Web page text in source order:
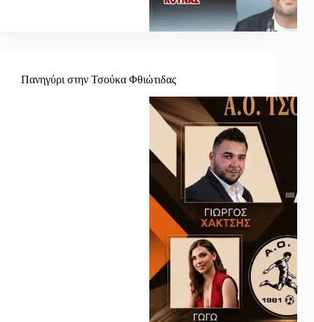
Πανηγύρι στην Τσούκα Φθιώτιδας